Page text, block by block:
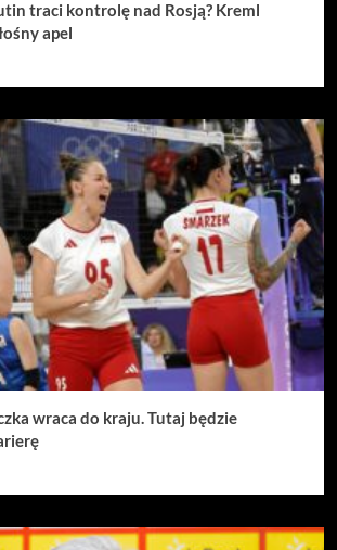
traci kontrolę nad Rosją? Kreml
apel
wraca do kraju. Tutaj będzie